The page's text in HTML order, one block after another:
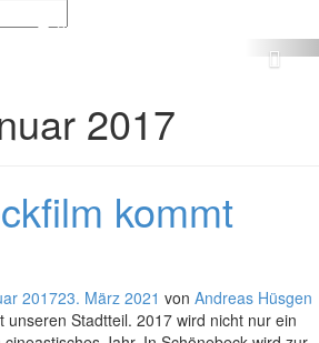
2017
kommt
201723. März 2021 von Andreas Hüsgen
unseren Stadtteil. 2017 wird nicht nur ein